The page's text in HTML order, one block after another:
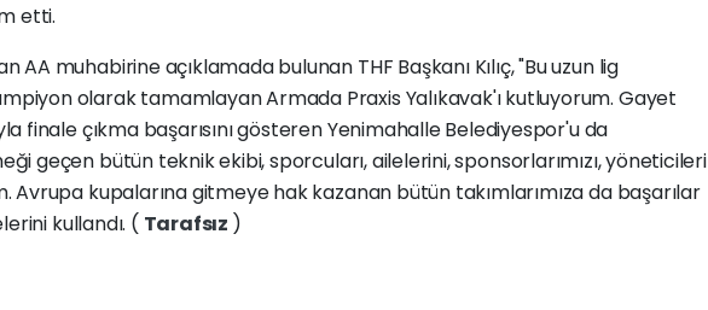
etti.
AA muhabirine açıklamada bulunan THF Başkanı Kılıç, "Bu uzun lig
olarak tamamlayan Armada Praxis Yalıkavak'ı kutluyorum. Gayet
finale çıkma başarısını gösteren Yenimahalle Belediyespor'u da
geçen bütün teknik ekibi, sporcuları, ailelerini, sponsorlarımızı, yöneticileri
Avrupa kupalarına gitmeye hak kazanan bütün takımlarımıza da başarılar
kullandı. ( Tarafsız )